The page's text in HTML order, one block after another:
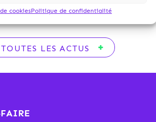
cookiesPolitique de confidentialité
LES ACTUS